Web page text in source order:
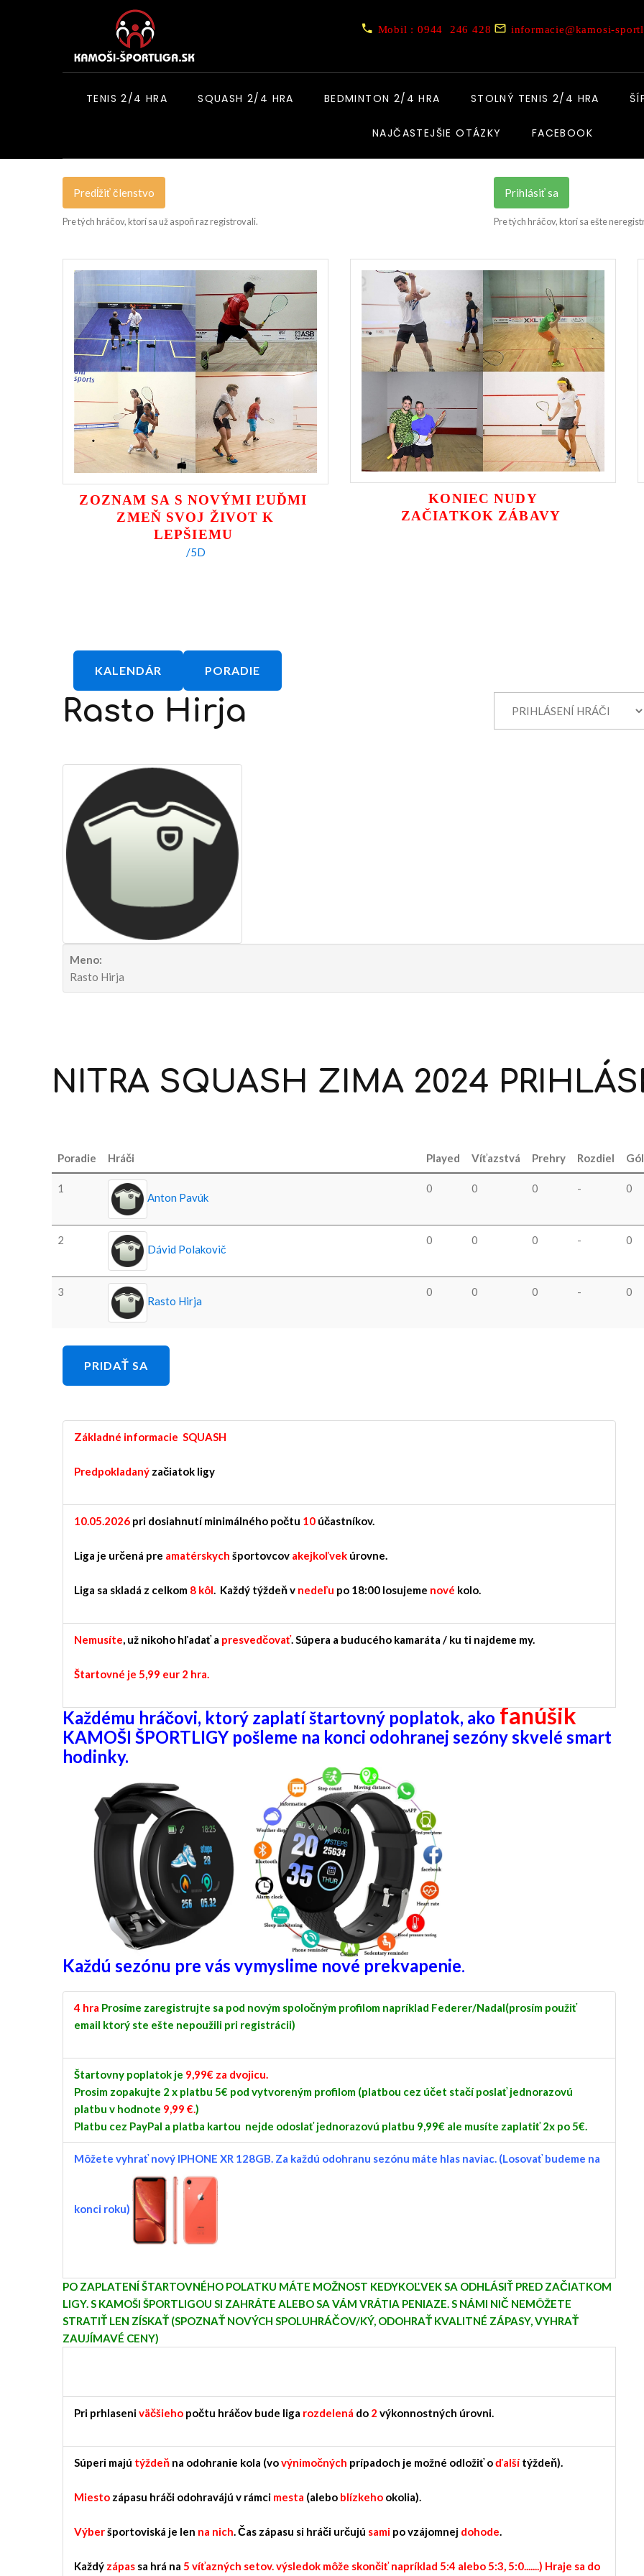
Mobil : 0944 246 428 informacie@kamosi-
TENIS 2/4 HRA SQUASH 2/4 HRA BEDMINTON 2/4 HRA STOLNÝ TENIS 2/4 HRA
NAJČASTEJŠIE OTÁZKY FACEBOOK
Predĺžiť členstvo
Pre tých hráčov, ktorí sa už aspoň raz registrovali.
Prihlásiť sa
Pre tých hráčov, ktorí sa ešte
ZOZNAM SA S NOVÝMI ĽUĎMI
ZMEŇ SVOJ ŽIVOT K
LEPŠIEMU
/5D
KONIEC NUDY
ZAČIATKOK ZÁBAVY
KALENDÁR PORADIE
Rasto Hirja
Meno:
Rasto Hirja
NITRA SQUASH ZIMA 2024
Poradie Hráči Played Víťazstvá Prehry Rozdiel
1
Anton Pavúk
0 0 0 - 0
2
Dávid Polakovič
0 0 0 - 0
3
Rasto Hirja
0 0 0 - 0
PRIDAŤ SA
Základné informacie SQUASH
Predpokladaný začiatok ligy
10.05.2026 pri dosiahnutí minimálného počtu 10 účastníkov.
Liga je určená pre amatérskych športovcov akejkoľvek úrovne.
Liga sa skladá z celkom 8 kôl. Každý týždeň v nedeľu po 18:00 losujeme nové kolo.
Nemusíte, už nikoho hľadať a presvedčovať.Súpera a buducého kamaráta / ku ti najdeme my.
Štartovné je 5,99 eur 2 hra.
Každému hráčovi, ktorý zaplatí štartovný poplatok, akofanúšik
KAMOŠI ŠPORTLIGY pošleme na konci odohranej sezóny skvelé smart
hodinky.
Každú sezónu pre vás vymyslime nové prekvapenie.
4 hra Prosíme zaregistrujte sa pod novým spoločným profilom napríklad Federer/Nadal(prosím použiť
email ktorý ste ešte nepoužili pri registrácii)
Štartovny poplatok je 9,99€ za dvojicu.
Prosim zopakujte 2 x platbu 5€ pod vytvoreným profilom (platbou cez účet stačí poslať jednorazovú
platbu v hodnote 9,99 €.)
Platbu cez PayPal a platba kartou nejde odoslať jednorazovú platbu 9,99€ ale musíte zaplatiť 2x po 5€.
Môžete vyhrať nový IPHONE XR 128GB. Za každú odohranu sezónu máte hlas naviac. (Losovať budeme na
konci roku)
PO ZAPLATENÍ ŠTARTOVNÉHO POLATKU MÁTE MOŽNOST KEDYKOĽVEK SA ODHLÁSIŤ PRED ZAČIATKOM
LIGY. S KAMOŠI ŠPORTLIGOU SI ZAHRÁTE ALEBO SA VÁM VRÁTIA PENIAZE. S NÁMI NIČ NEMÔŽETE
STRATIŤ LEN ZÍSKAŤ (SPOZNAŤ NOVÝCH SPOLUHRÁČOV/KÝ, ODOHRAŤ KVALITNÉ ZÁPASY, VYHRAŤ
ZAUJÍMAVÉ CENY)
Pri prhlaseniväčšieho počtu hráčov bude liga rozdelená do 2 výkonnostných úrovni.
Súperi majú týždeň na odohranie kola (vovýnimočných prípadoch je možné odložiť oďalšítýždeň).
Miesto zápasu hráči odohravájú v rámci mesta (alebo blízkeho okolia).
Výberšportoviská je len na nich. Čas zápasu si hráči určujú sami po vzájomnej dohode.
Každý zápas sa hrá na 5 víťazných setov. výsledok môže skončiť napríklad 5:4 alebo 5:3, 5:0.......) Hraje sa do